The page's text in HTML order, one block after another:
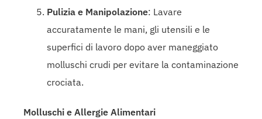
Pulizia e Manipolazione: Lavare
accuratamente le mani, gli utensili e le
superfici di lavoro dopo aver maneggiato
molluschi crudi per evitare la contaminazione
crociata.
Molluschi e Allergie Alimentari